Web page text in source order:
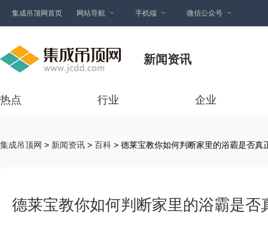
集成吊顶网首页 网站导航 手机端 微信公众号
新闻资讯
热点 行业 企业
集成吊顶网 > 新闻资讯 > 百科 > 德莱宝教你如何判断家里的浴霸是否真
德莱宝教你如何判断家里的浴霸是否